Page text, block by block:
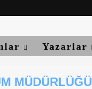
Yazarlar
MÜDÜRLÜĞÜ